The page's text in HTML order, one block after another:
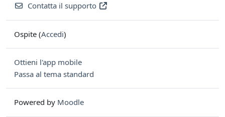
Contatta il supporto
Ospite (Accedi)
Ottieni l'app mobile
Passa al tema standard
Powered by Moodle